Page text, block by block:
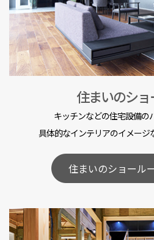
住まいのショ
キッチンなどの住宅設備の
具体的なインテリアのイメージ
住まいのショール